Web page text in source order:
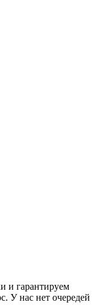
и гарантируем
У нас нет очередей